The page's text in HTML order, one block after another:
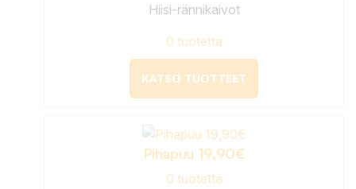
Hiisi-rännikaivot
0 tuotetta
KATSO TUOTTEET
Pihapuu 19,90€
0 tuotetta